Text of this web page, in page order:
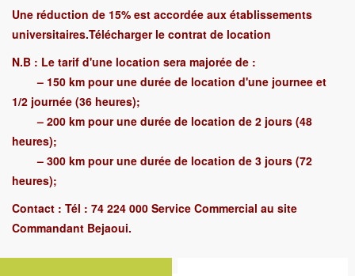
Une réduction de 15% est accordée aux établissements
universitaires.Télécharger le contrat de location
N.B : Le tarif d'une location sera majorée de :
– 150 km pour une durée de location d'une journee et
1/2 journée (36 heures);
– 200 km pour une durée de location de 2 jours (48
heures);
– 300 km pour une durée de location de 3 jours (72
heures);
Contact : Tél : 74 224 000 Service Commercial au site
Commandant Bejaoui.